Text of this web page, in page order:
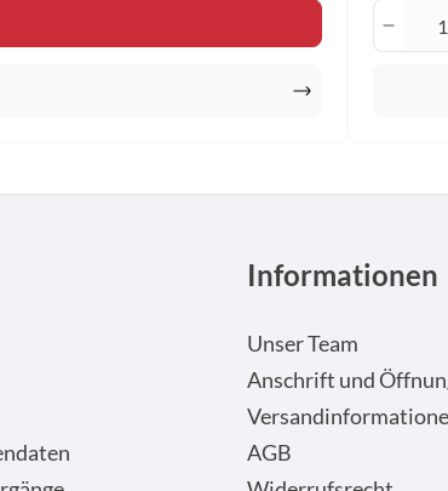
die Schaltflächen um die Anzahl
Informationen
Unser Team
Anschrift und
AGB